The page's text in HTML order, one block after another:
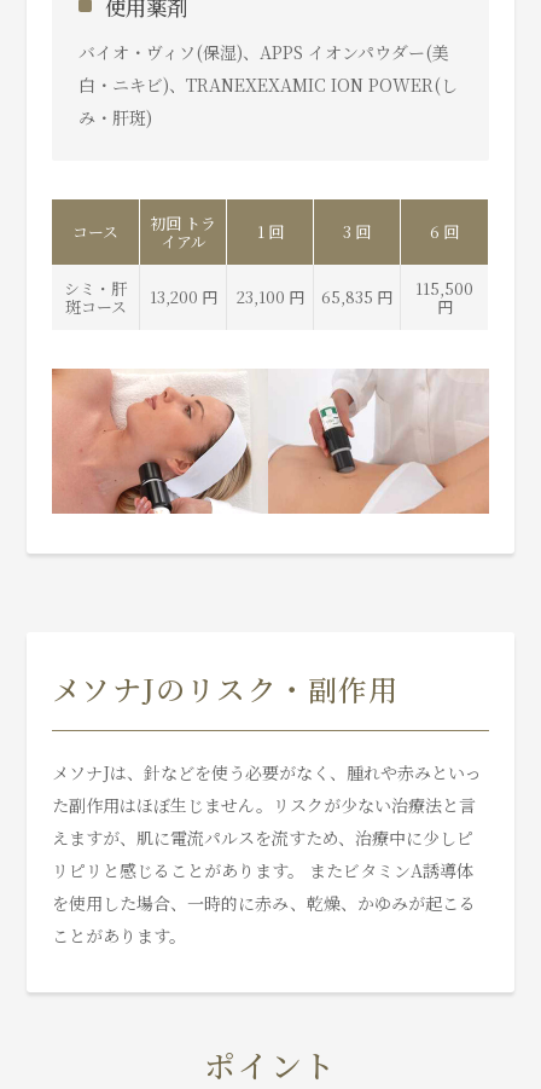
使用薬剤
バイオ・ヴィソ(保湿)、APPS イオンパウダー(美
白・ニキビ)、TRANEXEXAMIC ION POWER(し
み・肝斑)
コース 初回 トラ
イアル 1 回 3 回 6 回
シミ・肝
斑コース 13,200 円 23,100 円 65,835 円 115,500
円
メソナJのリスク・副作用
メソナJは、針などを使う必要がなく、腫れや赤みといっ
た副作用はほぼ生じません。リスクが少ない治療法と言
えますが、肌に電流パルスを流すため、治療中に少しピ
リピリと感じることがあります。 またビタミンA誘導体
を使用した場合、一時的に赤み、乾燥、かゆみが起こる
ことがあります。
ポイント